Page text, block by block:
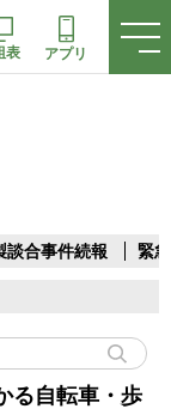
表 アプリ
談合事件続報 緊
る自転車・歩